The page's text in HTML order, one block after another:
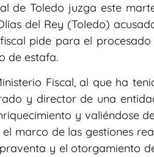
de Toledo juzga este
del Rey (Toledo)
pide para el
de estafa.
Fiscal, al que ha
y director de una
y valiéndose
marco de las gestiones
y el otorgamiento